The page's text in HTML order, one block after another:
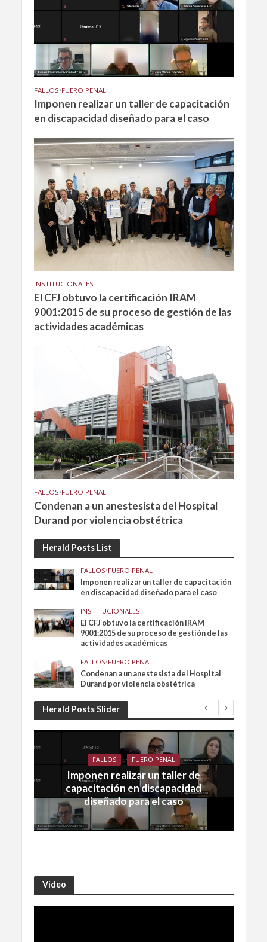
FALLOS•FUERO PENAL
Imponen realizar un taller de capacitación
en discapacidad diseñado para el caso
INSTITUCIONALES
El CFJ obtuvo la certificación IRAM
9001:2015 de su proceso de gestión de las
actividades académicas
FALLOS•FUERO PENAL
Condenan a un anestesista del Hospital
Durand por violencia obstétrica
Herald Posts List
FALLOS•FUERO PENAL
Imponen realizar un taller de capacitación
en discapacidad diseñado para el caso
INSTITUCIONALES
El CFJ obtuvo la certificación IRAM
9001:2015 de su proceso de gestión de las
actividades académicas
FALLOS•FUERO PENAL
Condenan a un anestesista del Hospital
Durand por violencia obstétrica
Herald Posts Slider
FALLOS FUERO PENAL
Imponen realizar un taller de
capacitación en discapacidad
diseñado para el caso
Video